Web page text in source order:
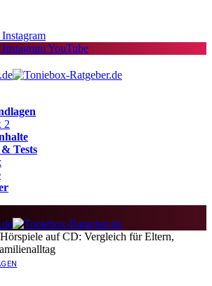
Instagram
InstagramYouTube
2
Tests
auf CD: Vergleich für Eltern,